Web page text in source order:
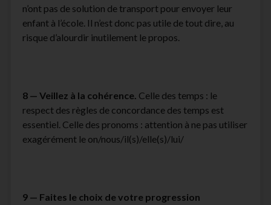
n’ont pas de solution de transport pour envoyer leur
enfant à l’école. Il n’est donc pas utile de tout dire, au
risque d’alourdir inutilement le propos.
8 — Veillez à la cohérence. Celle des temps : le
respect des règles de concordance des temps est
essentiel. Celle des pronoms : attention à ne pas utiliser
exagérément le on/nous/il(s)/elle(s)/lui/
9 — Faites le choix de votre progression